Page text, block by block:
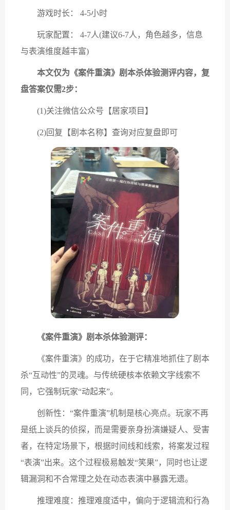
游戏时长： 4-5小时
玩家配置： 4-7人(建议6-7人，角色越多，信息
与表演维度越丰富)
本文仅为《案件重演》剧本杀体验测评内容，复
盘答案仅需2步：
(1)关注微信公众号【居家项目】
(2)回复【剧本名称】查询对应复盘即可
《案件重演》剧本杀体验测评：
《案件重演》的成功，在于它精准地抓住了剧本
杀“互动性”的灵魂。与传统硬核本依赖文字线索不
同，它强制玩家“动起来”。
创新性：“案件重演”机制是核心亮点。玩家不再
是纸上谈兵的侦探，而是需要亲身扮演嫌疑人、受害
者，在特定场景下，根据时间线和线索，将案发过程
“表演”出来。这个过程极易触发“笑果”，同时也让逻
辑漏洞和不合常理之处在动态表演中暴露无遗。
推理难度：推理难度适中，偏向于逻辑流和行為